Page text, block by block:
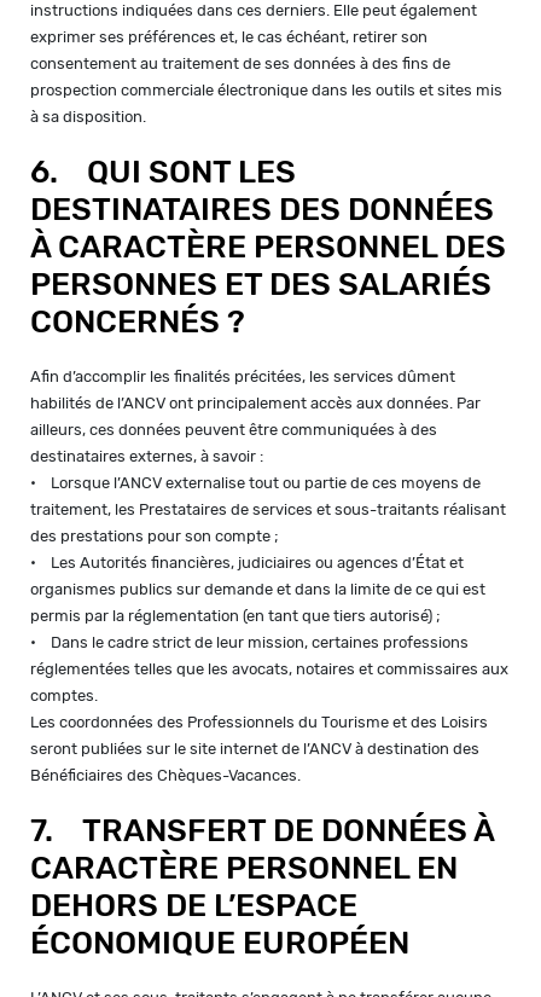
instructions indiquées dans ces derniers. Elle peut également
exprimer ses préférences et, le cas échéant, retirer son
consentement au traitement de ses données à des fins de
prospection commerciale électronique dans les outils et sites mis
à sa disposition.
6. QUI SONT LES
DESTINATAIRES DES DONNÉES
À CARACTÈRE PERSONNEL DES
PERSONNES ET DES SALARIÉS
CONCERNÉS ?
Afin d’accomplir les finalités précitées, les services dûment
habilités de l’ANCV ont principalement accès aux données. Par
ailleurs, ces données peuvent être communiquées à des
destinataires externes, à savoir :
• Lorsque l’ANCV externalise tout ou partie de ces moyens de
traitement, les Prestataires de services et sous-traitants réalisant
des prestations pour son compte ;
• Les Autorités financières, judiciaires ou agences d’État et
organismes publics sur demande et dans la limite de ce qui est
permis par la réglementation (en tant que tiers autorisé) ;
• Dans le cadre strict de leur mission, certaines professions
réglementées telles que les avocats, notaires et commissaires aux
comptes.
Les coordonnées des Professionnels du Tourisme et des Loisirs
seront publiées sur le site internet de l’ANCV à destination des
Bénéficiaires des Chèques-Vacances.
7. TRANSFERT DE DONNÉES À
CARACTÈRE PERSONNEL EN
DEHORS DE L’ESPACE
ÉCONOMIQUE EUROPÉEN